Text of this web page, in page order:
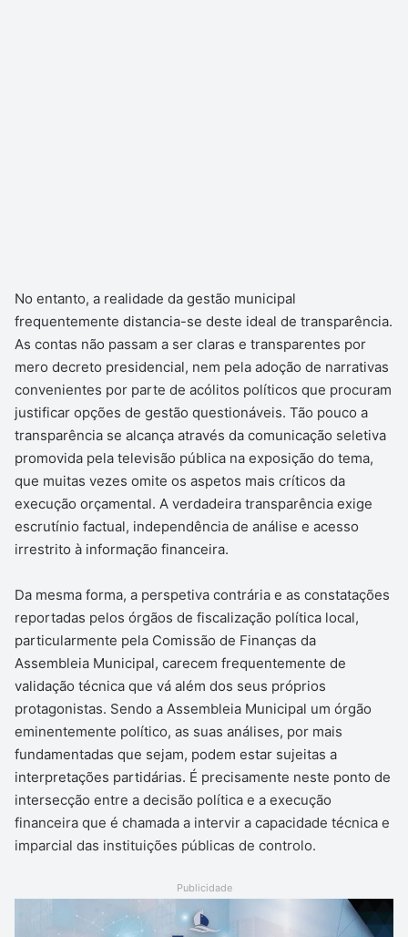
No entanto, a realidade da gestão municipal
frequentemente distancia-se deste ideal de transparência.
As contas não passam a ser claras e transparentes por
mero decreto presidencial, nem pela adoção de narrativas
convenientes por parte de acólitos políticos que procuram
justificar opções de gestão questionáveis. Tão pouco a
transparência se alcança através da comunicação seletiva
promovida pela televisão pública na exposição do tema,
que muitas vezes omite os aspetos mais críticos da
execução orçamental. A verdadeira transparência exige
escrutínio factual, independência de análise e acesso
irrestrito à informação financeira.
Da mesma forma, a perspetiva contrária e as constatações
reportadas pelos órgãos de fiscalização política local,
particularmente pela Comissão de Finanças da
Assembleia Municipal, carecem frequentemente de
validação técnica que vá além dos seus próprios
protagonistas. Sendo a Assembleia Municipal um órgão
eminentemente político, as suas análises, por mais
fundamentadas que sejam, podem estar sujeitas a
interpretações partidárias. É precisamente neste ponto de
intersecção entre a decisão política e a execução
financeira que é chamada a intervir a capacidade técnica e
imparcial das instituições públicas de controlo.
Publicidade